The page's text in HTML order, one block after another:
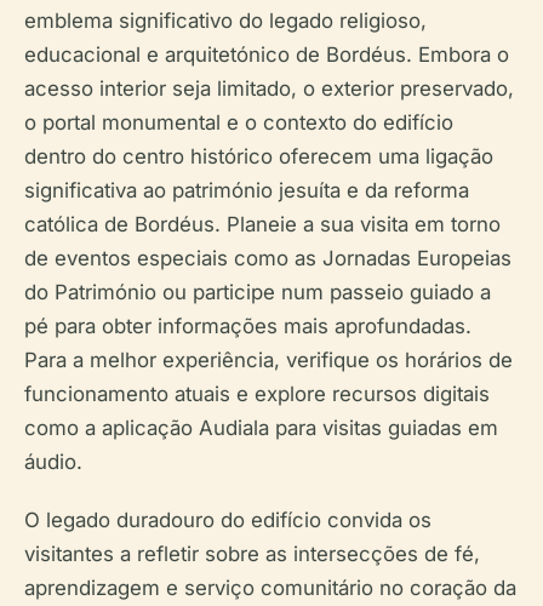
emblema significativo do legado religioso,
educacional e arquitetónico de Bordéus. Embora o
acesso interior seja limitado, o exterior preservado,
o portal monumental e o contexto do edifício
dentro do centro histórico oferecem uma ligação
significativa ao património jesuíta e da reforma
católica de Bordéus. Planeie a sua visita em torno
de eventos especiais como as Jornadas Europeias
do Património ou participe num passeio guiado a
pé para obter informações mais aprofundadas.
Para a melhor experiência, verifique os horários de
funcionamento atuais e explore recursos digitais
como a aplicação Audiala para visitas guiadas em
áudio.
O legado duradouro do edifício convida os
visitantes a refletir sobre as intersecções de fé,
aprendizagem e serviço comunitário no coração da